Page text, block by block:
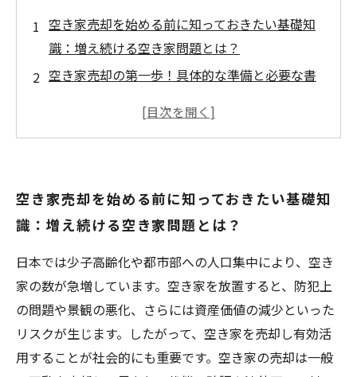
空き家売却を始める前に知っておきたい基礎知
識：増え続ける空き家問題とは？
空き家売却の第一歩！具体的な準備と必要な書
スムーズな売却のために押さえるべき重要ポイ
の売却のコツ
空き家売却完了までの全工程まとめ：最後まで
安心して手放すために
空き家売却のメリットとデメリットを比較！賢
く資産を活用する方法
最新の空き家対策と売却市場の動向：今後目指
すべき空き家活用の未来
空き家売却を始める前に知っておきたい基礎知
識：増え続ける空き家問題とは？
日本では少子高齢化や都市部への人口集中により、空き
家の数が急増しています。空き家を放置すると、防犯上
の問題や景観の悪化、さらには資産価値の減少といった
リスクが生じます。したがって、空き家を売却し有効活
用することが社会的にも重要です。空き家の売却は一般